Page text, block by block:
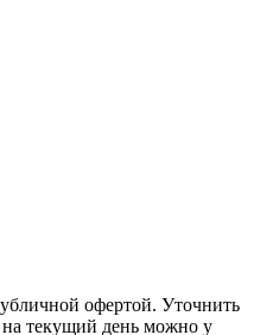
офертой. Уточнить
текущий день можно у